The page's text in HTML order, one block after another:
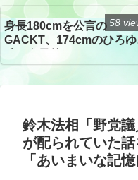
身長180cmを公言の
GACKT、174cmのひろゆ
トざわつき イベントで
真が話題
58
鈴木法相「野党
が配られていた
「あいまいな記